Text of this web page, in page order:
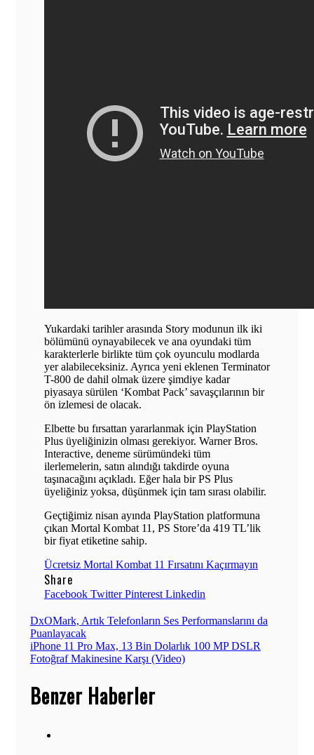
Yukardaki tarihler arasında Story modunun ilk iki
bölümünü oynayabilecek ve ana oyundaki tüm
karakterlerle birlikte tüm çok oyunculu modlarda
yer alabileceksiniz. Ayrıca yeni eklenen Terminator
T-800 de dahil olmak üzere şimdiye kadar
piyasaya sürülen ‘Kombat Pack’ savaşçılarının bir
ön izlemesi de olacak.
Elbette bu fırsattan yararlanmak için PlayStation
Plus üyeliğinizin olması gerekiyor. Warner Bros.
Interactive, deneme sürümündeki tüm
ilerlemelerin, satın alındığı takdirde oyuna
taşınacağını açıkladı. Eğer hala bir PS Plus
üyeliğiniz yoksa, düşünmek için tam sırası olabilir.
Geçtiğimiz nisan ayında PlayStation platformuna
çıkan Mortal Kombat 11, PS Store’da 419 TL’lik
bir fiyat etiketine sahip.
Ücretsiz Mortal Kombat 11 Fırsatını Kaçırmayın
Share
Facebook TwitterPinterest Linkedin
Yazı
gezinmesi
DxOMark, Artık Telefonların Ses Performanslarını da
Puanlayacak
iPhone 11 Pro Max, 13 Bin Dolarlık 100 MP DSLR
Fotoğraf Makinesine Karşı (Video)
Benzer Haberler